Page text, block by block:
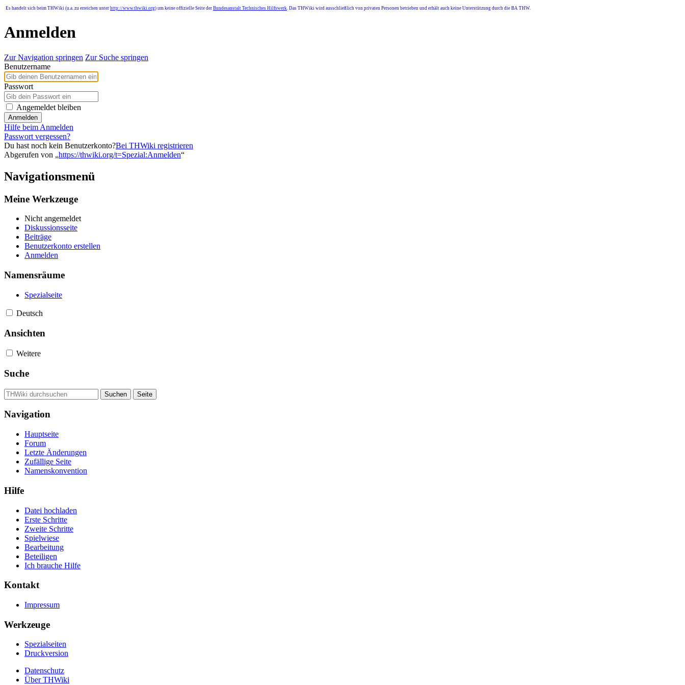
Es handelt sich beim THWiki (u.a. zu erreichen unter http://www.thwiki.org) um keine offizielle Seite der Bundesanstalt Technisches Hilfswerk. Das THWiki wird ausschließlich von privaten Personen betrieben und erhält auch keine Unterstützung durch die BA THW.
Anmelden
Zur Navigation springen Zur Suche springen
Benutzername
Passwort
Angemeldet bleiben
Anmelden
Hilfe beim Anmelden
Passwort vergessen?
Du hast noch kein Benutzerkonto?Bei THWiki registrieren
Abgerufen von „https://thwiki.org/t=Spezial:Anmelden“
Navigationsmenü
Meine Werkzeuge
Nicht angemeldet
Diskussionsseite
Beiträge
Benutzerkonto erstellen
Anmelden
Namensräume
Spezialseite
Deutsch
Ansichten
Weitere
Suche
Navigation
Hauptseite
Forum
Letzte Änderungen
Zufällige Seite
Namenskonvention
Hilfe
Datei hochladen
Erste Schritte
Zweite Schritte
Spielwiese
Bearbeitung
Beteiligen
Ich brauche Hilfe
Kontakt
Impressum
Werkzeuge
Spezialseiten
Druckversion
Datenschutz
Über THWiki